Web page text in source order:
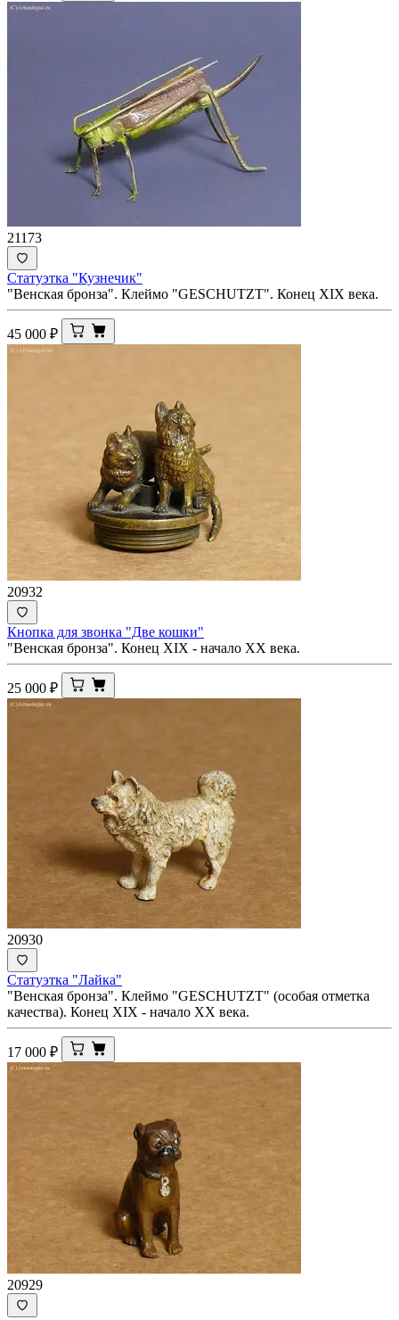
21173
Статуэтка "Кузнечик"
"Венская бронза". Клеймо "GESCHUTZT". Конец XIX века.
45 000 ₽
20932
Кнопка для звонка "Две кошки"
"Венская бронза". Конец XIX - начало ХХ века.
25 000 ₽
20930
Статуэтка "Лайка"
"Венская бронза". Клеймо "GESCHUTZT" (особая отметка
качества). Конец XIX - начало ХХ века.
17 000 ₽
20929